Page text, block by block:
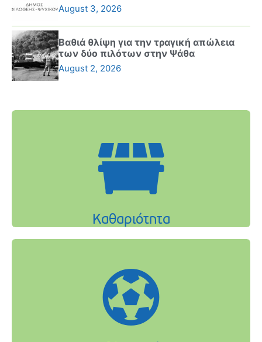
August 3, 2026
Βαθιά θλίψη για την τραγική απώλεια
των δύο πιλότων στην Ψάθα
August 2, 2026